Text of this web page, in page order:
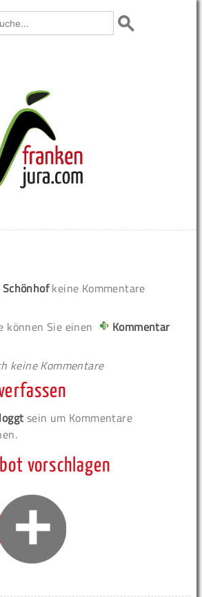
Schönhofkeine Kommentare
können Sie einen
Kommentar
keine Kommentare
sein um Kommentare
vorschlagen